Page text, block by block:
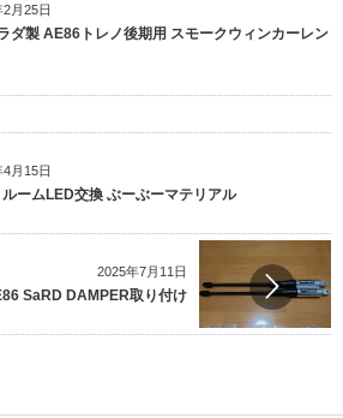
月25日
ダ製 AE86トレノ後期用 スモークウィンカーレン
月15日
ームLED交換 ぶーぶーマテリアル
2025年7月11日
SaRD DAMPER取り付け